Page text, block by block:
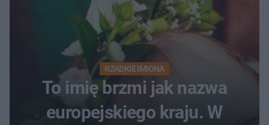
RZADKIE IMIONA
To imię brzmi jak nazwa
europejskiego kraju. W